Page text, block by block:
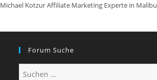
Michael Kotzur Affiliate Marketing Experte in Malibu
Forum Suche